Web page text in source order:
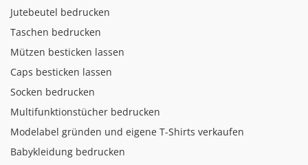
Jutebeutel bedrucken
Taschen bedrucken
Mützen besticken lassen
Caps besticken lassen
Socken bedrucken
Multifunktionstücher bedrucken
Modelabel gründen und eigene T-Shirts verkaufen
Babykleidung bedrucken